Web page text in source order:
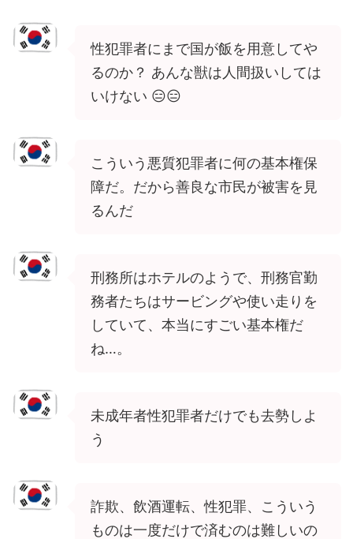
性犯罪者にまで国が飯を用意してや
るのか？ あんな獣は人間扱いしては
いけない 😑😑
こういう悪質犯罪者に何の基本権保
障だ。だから善良な市民が被害を見
るんだ
刑務所はホテルのようで、刑務官勤
務者たちはサービングや使い走りを
していて、本当にすごい基本権だ
ね…。
未成年者性犯罪者だけでも去勢しよ
う
詐欺、飲酒運転、性犯罪、こういう
ものは一度だけで済むのは難しいの